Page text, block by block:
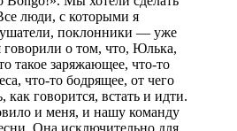
люди, с которыми я
поклонники — уже
говорили о том, что, Юлька,
такое заряжающее, что-то
что-то бодрящее, от чего
как говорится, встать и идти.
и меня, и нашу команду
Она исключительно для